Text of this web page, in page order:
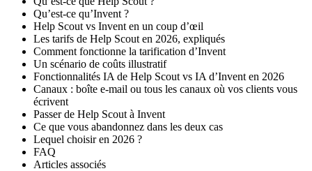
Qu’est-ce qu’Invent ?
Help Scout vs Invent en un coup d’œil
Les tarifs de Help Scout en 2026, expliqués
Comment fonctionne la tarification d’Invent
Un scénario de coûts illustratif
Fonctionnalités IA de Help Scout vs IA d’Invent en 2026
Canaux : boîte e-mail ou tous les canaux où vos clients vous
écrivent
Passer de Help Scout à Invent
Ce que vous abandonnez dans les deux cas
Lequel choisir en 2026 ?
FAQ
Articles associés